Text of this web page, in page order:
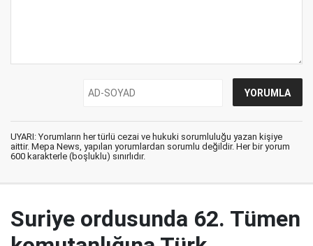
UYARI: Yorumların her türlü cezai ve hukuki sorumluluğu yazan kişiye
aittir. Mepa News, yapılan yorumlardan sorumlu değildir. Her bir yorum
600 karakterle (boşluklu) sınırlıdır.
Suriye ordusunda 62. Tümen